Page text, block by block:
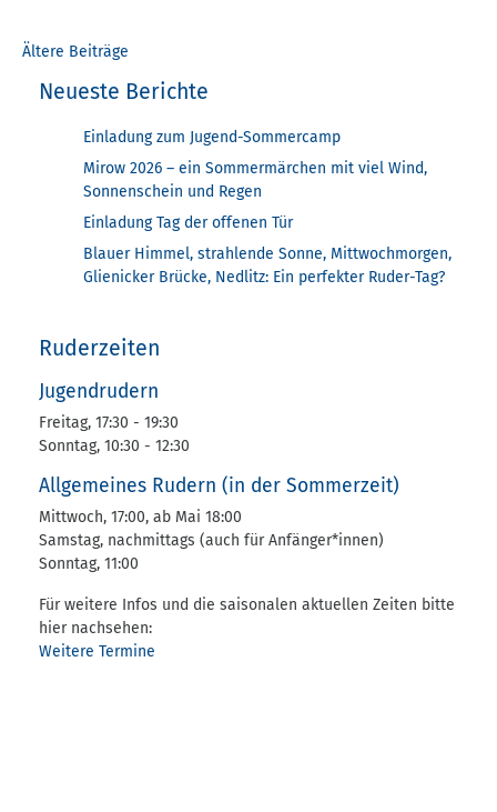
Beitragsnavigation
Ältere Beiträge
Neueste Berichte
Einladung zum Jugend-Sommercamp
Mirow 2026 – ein Sommermärchen mit viel Wind,
Sonnenschein und Regen
Einladung Tag der offenen Tür
Blauer Himmel, strahlende Sonne, Mittwochmorgen,
Glienicker Brücke, Nedlitz: Ein perfekter Ruder-Tag?
Ruderzeiten
Jugendrudern
Freitag, 17:30 - 19:30
Sonntag, 10:30 - 12:30
Allgemeines Rudern (in der Sommerzeit)
Mittwoch, 17:00, ab Mai 18:00
Samstag, nachmittags (auch für Anfänger*innen)
Sonntag, 11:00
Für weitere Infos und die saisonalen aktuellen Zeiten bitte
hier nachsehen:
Weitere Termine